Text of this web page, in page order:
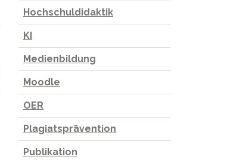
Hochschuldidaktik
KI
Medienbildung
Moodle
OER
Plagiatsprävention
Publikation